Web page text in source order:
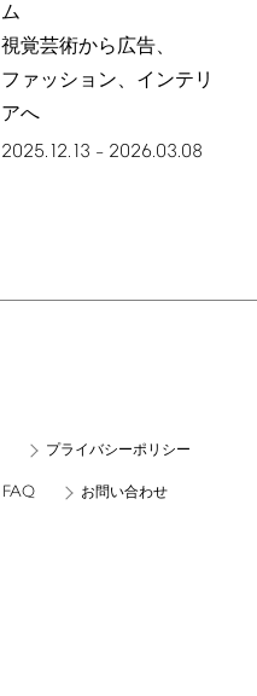
ム
視覚芸術から広告、
ファッション、インテリ
アへ
2025.12.13 – 2026.03.08
プライバシーポリシー
FAQ お問い合わせ